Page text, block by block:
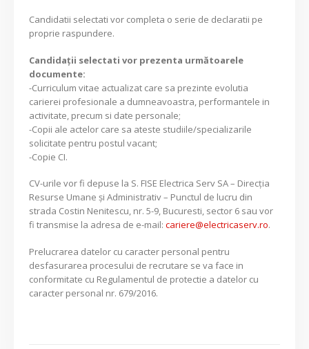
Candidatii selectati vor completa o serie de declaratii pe
proprie raspundere.
Candidaţii selectati vor prezenta următoarele
documente:
-Curriculum vitae actualizat care sa prezinte evolutia
carierei profesionale a dumneavoastra, performantele in
activitate, precum si date personale;
-Copii ale actelor care sa ateste studiile/specializarile
solicitate pentru postul vacant;
-Copie CI.
CV-urile vor fi depuse la S. FISE Electrica Serv SA – Direcția
Resurse Umane și Administrativ – Punctul de lucru din
strada Costin Nenitescu, nr. 5-9, Bucuresti, sector 6 sau vor
fi transmise la adresa de e-mail:cariere@electricaserv.ro.
Prelucrarea datelor cu caracter personal pentru
desfasurarea procesului de recrutare se va face in
conformitate cu Regulamentul de protectie a datelor cu
caracter personal nr. 679/2016.